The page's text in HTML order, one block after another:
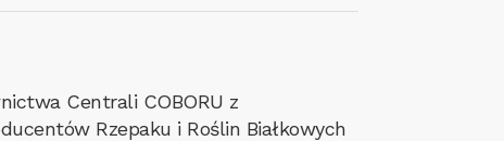
Centrali COBORU z
Rzepaku i Roślin Białkowych